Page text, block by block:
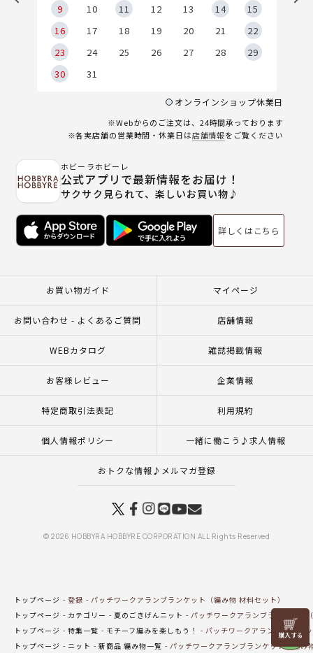
リリヤン
フェア
9
10 11 12 13 14
15
16
17 18 19 20 21
22
23
24 25 26 27 28
29
30
31
オンラインショップ休業日
※Webからのご注文は、24時間承っております
※各実店舗の営業時間・休業日は店舗情報をご覧ください
ホビーラホビーレ
公式アプリで最新情報をお届け！
サクサク見られて、楽しいお買い物♪
詳しくはこちら
お買い物ガイド マイページ
お問い合わせ - よくあるご質問 店舗情報
WEBカタログ 雑誌掲載情報
お客様レビュー 企業情報
特定商取引法表記 利用規約
個人情報ポリシー 一緒に働こう♪求人情報
おトクな情報♪メルマガ登録
© 2026 HOBBYRA HOBBYRE CORPORATION ALL Rights Reserved
トップページ 登録
パッチワークアランブランケット（編み物 材料セット）
トップページ
カテゴリー 夏のごきげんニット
パッチワークアランブランケット
トップページ
特集一覧 モチーフ編みを楽しもう！
パッチワークアランブランケ
トップページ
ニット 新商品 編み物一覧 パッチワークアランブランケット（編み